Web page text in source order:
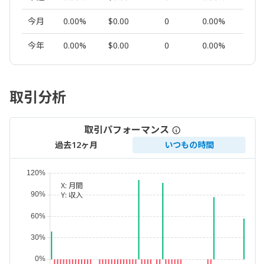
今月 0.00% $0.00 0 0.00%
今年 0.00% $0.00 0 0.00%
取引分析
取引パフォーマンス
過去12ヶ月 いつもの時間
X: 月間
Y:収入